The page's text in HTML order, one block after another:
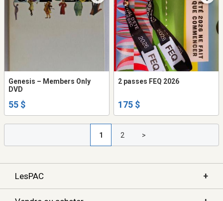
Genesis ‎– Members Only
DVD
55 $
2 passes FEQ 2026
175 $
1 2 >
LesPAC +